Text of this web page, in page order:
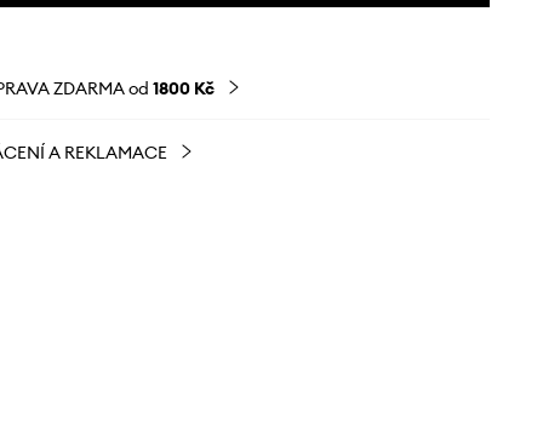
ZDARMA od 1800 Kč
A REKLAMACE